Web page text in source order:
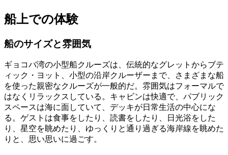
船上での体験
船のサイズと雰囲気
ギョコバ湾の小型船クルーズは、伝統的なグレットからブテ
ィック・ヨット、小型の沿岸クルーザーまで、さまざまな船
を使った親密なクルーズが一般的だ。雰囲気はフォーマルで
はなくリラックスしている。キャビンは快適で、パブリック
スペースは海に面していて、デッキが日常生活の中心にな
る。ゲストは食事をしたり、読書をしたり、日光浴をした
り、星空を眺めたり、ゆっくりと通り過ぎる海岸線を眺めた
りと、思い思いに過ごす。